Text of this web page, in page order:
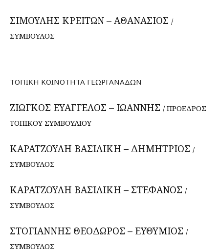
ΣΙΜΟΥΛΗΣ ΚΡΕΙΤΩΝ – ΑΘΑΝΑΣΙΟΣ /
ΣΥΜΒΟΥΛΟΣ
ΤΟΠΙΚΗ ΚΟΙΝΟΤΗΤΑ ΓΕΩΡΓΑΝΑΔΩΝ
ΖΙΩΓΚΟΣ ΕΥΑΓΓΕΛΟΣ – ΙΩΑΝΝΗΣ / ΠΡΟΕΔΡΟΣ
ΤΟΠΙΚΟΥ ΣΥΜΒΟΥΛΙΟΥ
ΚΑΡΑΤΖΟΥΛΗ ΒΑΣΙΛΙΚΗ – ΔΗΜΗΤΡΙΟΣ /
ΣΥΜΒΟΥΛΟΣ
ΚΑΡΑΤΖΟΥΛΗ ΒΑΣΙΛΙΚΗ – ΣΤΕΦΑΝΟΣ /
ΣΥΜΒΟΥΛΟΣ
ΣΤΟΓΙΑΝΝΗΣ ΘΕΟΔΩΡΟΣ – ΕΥΘΥΜΙΟΣ /
ΣΥΜΒΟΥΛΟΣ